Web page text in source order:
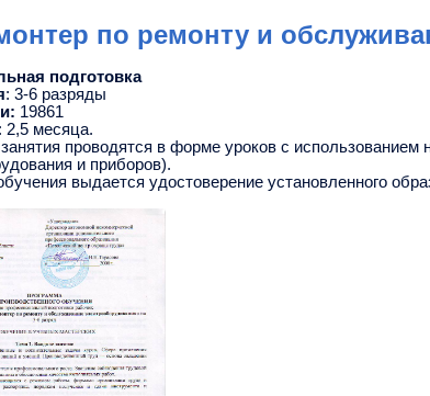
по ремонту и
подготовка
: 3-6 разряды
19861
2,5 месяца.
занятия проводятся в форме уроков с
и приборов).
выдается удостоверение установленного